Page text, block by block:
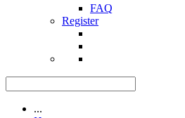
FAQ
Register
...